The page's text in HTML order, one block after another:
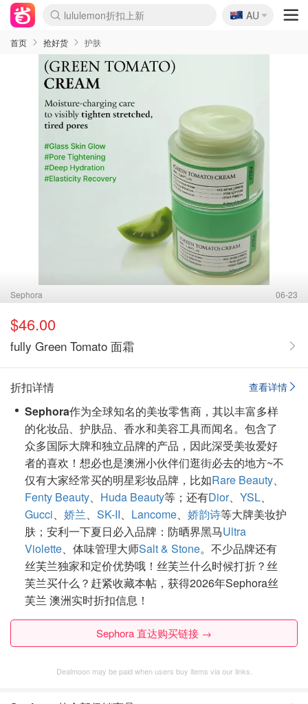
lululemon折扣上新
Sasa美妆护肤3.5折
SSENSE年中3折
FreshBeauty好价汇总
Cettire降价+叠9折
Farfetch折上8折
WWS Coles超市实拍
viagogo二手票捡漏
Myer清仓1折起
The Outnet奢牌1折起
David Jones 3折起
Flannels大牌1折
Perfumes Club护肤1折
AMIRO返校季6.2折
Oweek抽奖送Airpods
Amazon折扣汇总
eToro入金$200送$50
Amazon数码好物
ICONIC本周7.5折
ThedoubleF高奢地板价
Moose Knuckles 6折
丝芙兰5折起
EUFY官网3.7折起
Selenichast首饰2折
Trip机票酒店促销
YSL送5件彩妆礼
Amazon家居好物
BIGBANG巡演开票
David Jones时尚3折
Amazon美妆护肤
雅漾大喷$8
过敏原检测盒$33
伊索独家赠50ml沐浴露
科颜氏清仓3折
SEALIFE海洋馆门票6折
丝塔芙大白罐$16
订阅Newsletter送香薰
Cult Beauty 6.8折
Harrods圣诞日历2.3折
LN-CC奢牌私促3折
d'Alba空姐喷雾$16
EVE LOM套装逆天2折
Bernardelli独家4折
Adore Beauty 6折起
CT圣诞日历
Mytheresa奢品2.7折
Luxury Escapes 9折
Currentbody美容仪9折
卡诗9折+赠4件礼
MOON Garden Live
ALLSAINTS美衣3折
Roborock扫地机3.7折
Tingo Life水杯$24
Valentino官网5折
CR洗发护发6.3折
🇦🇺
AU
首页 抢好货 护肤
Sephora 06-23
$46.00
fully Green Tomato 面霜
查看详情
折扣详情
Sephora作为全球知名的美妆零售商，其以丰富多样
的化妆品、护肤品、香水和美容工具而闻名。包含了
众多国际大牌和独立品牌的产品，因此深受美妆爱好
者的喜欢！想必也是澳洲小伙伴们逛街必去的地方~不
仅有大家经常买的明星彩妆品牌，比如Rare Beauty、
Fenty Beauty、 Huda Beauty等；还有Dior、 YSL、
Gucci、 娇兰、 SK-II、 Lancome、 娇韵诗等大牌美妆护
肤；安利一下夏日必入品牌：防晒界黑马Ultra
Violette、体味管理大师Salt & Stone。不少品牌还有
丝芙兰独家和定价优势哦！丝芙兰什么时候打折？丝
芙兰买什么？赶紧收藏本帖，获得2026年Sephora丝
芙兰 澳洲实时折扣信息！
Sephora 直达购买链接 →
Dealmoon may be paid when users buy items via our links.